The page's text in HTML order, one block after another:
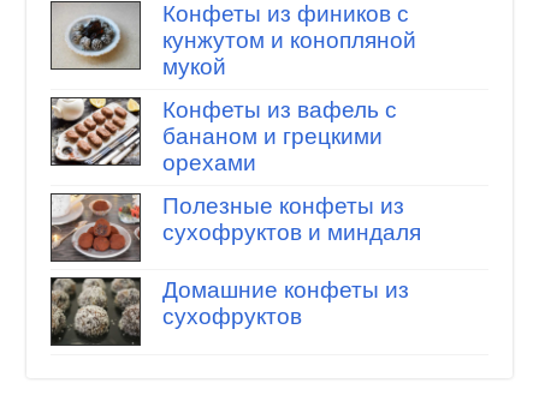
Конфеты из фиников с
кунжутом и конопляной
мукой
Конфеты из вафель с
бананом и грецкими
орехами
Полезные конфеты из
сухофруктов и миндаля
Домашние конфеты из
сухофруктов